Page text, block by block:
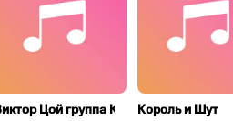
Цой группа КиноКороль и Шут